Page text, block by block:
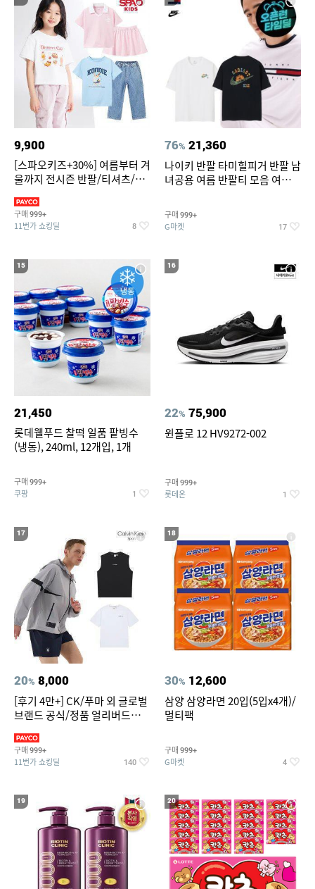
9,900
[스파오키즈+30%] 여름부터 겨
울까지 전시즌 반팔/티셔츠/셋
구매 999+
11번가 쇼킹딜 8
76% 21,360
나이키 반팔 타미힐피거 반팔 남
녀공용 여름 반팔티 모음 여름
구매 999+
G마켓 17
15
21,450
롯데웰푸드 찰떡 일품 팥빙수
(냉동), 240ml, 12개입, 1개
구매 999+
쿠팡 1
16
22% 75,900
윈플로 12 HV9272-002
구매 999+
롯데온 1
17
20% 8,000
[후기 4만+] CK/푸마 외 글로벌
브랜드 공식/정품 얼리버드
구매 999+
11번가 쇼킹딜 140
18
30% 12,600
삼양 삼양라면 20입(5입x4개)/
멀티팩
구매 999+
G마켓 4
19 20